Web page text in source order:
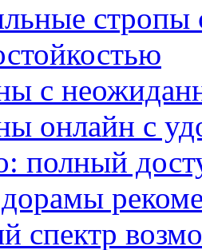
с
онлайн с
полный
спектр